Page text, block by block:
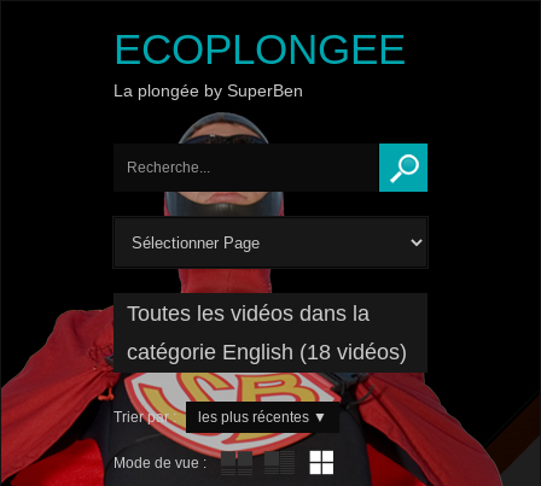
ECOPLONGEE
La plongée by SuperBen
Toutes les vidéos dans la
catégorie English (18 vidéos)
Trier par : les plus récentes ▼
Mode de vue :